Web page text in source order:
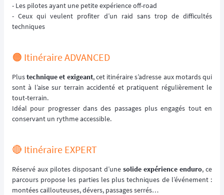
- Les pilotes ayant une petite expérience off-road
- Ceux qui veulent profiter d’un raid sans trop de difficultés
techniques
🟠 Itinéraire ADVANCED
Plustechnique et exigeant, cet itinéraire s’adresse aux motards qui
sont à l’aise sur terrain accidenté et pratiquent régulièrement le
tout-terrain.
Idéal pour progresser dans des passages plus engagés tout en
conservant un rythme accessible.
🔴 Itinéraire EXPERT
Réservé aux pilotes disposant d’une solide expérience enduro, ce
parcours propose les parties les plus techniques de l’événement :
montées caillouteuses, dévers, passages serrés…